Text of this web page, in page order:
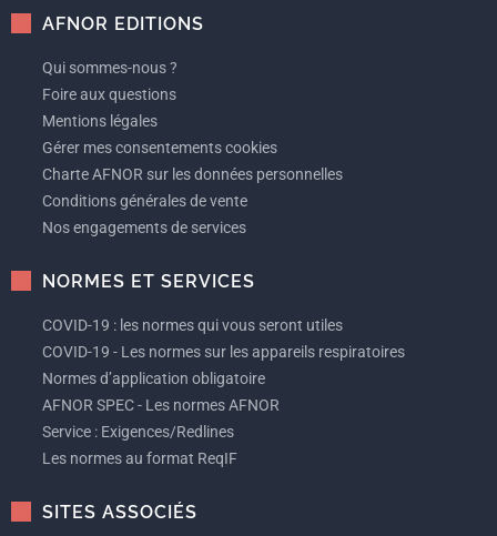
AFNOR EDITIONS
Qui sommes-nous ?
Foire aux questions
Mentions légales
Gérer mes consentements cookies
Charte AFNOR sur les données personnelles
Conditions générales de vente
Nos engagements de services
NORMES ET SERVICES
COVID-19 : les normes qui vous seront utiles
COVID-19 - Les normes sur les appareils respiratoires
Normes d’application obligatoire
AFNOR SPEC - Les normes AFNOR
Service : Exigences/Redlines
Les normes au format ReqIF
SITES ASSOCIÉS